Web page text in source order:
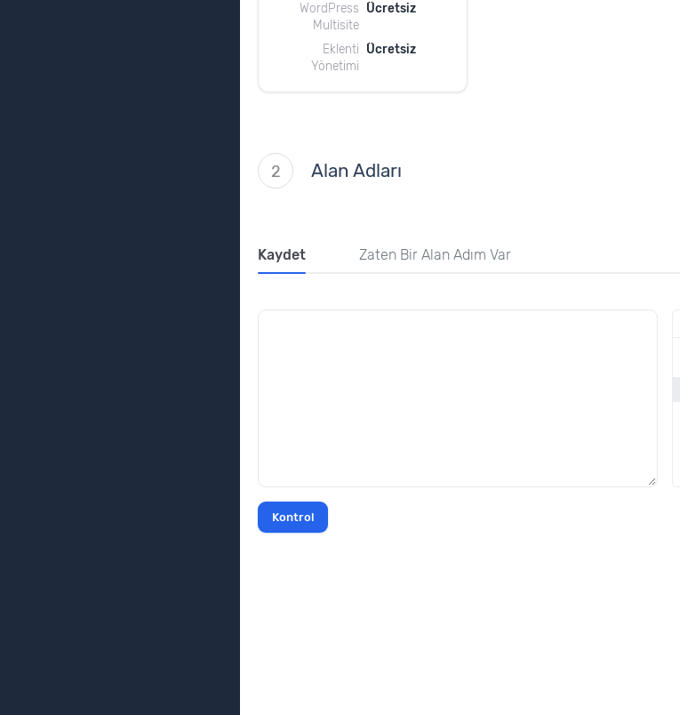
WordPress
Multisite
Ücretsiz
Eklenti
Yönetimi
Ücretsiz
2 Alan Adları
Kaydet Zaten Bir Alan Adım Var